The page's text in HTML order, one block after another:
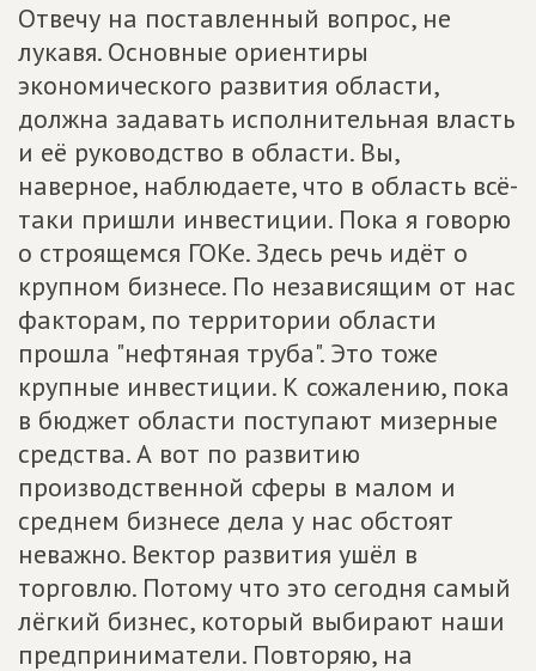
Отвечу на поставленный вопрос, не
лукавя. Основные ориентиры
экономического развития области,
должна задавать исполнительная власть
и её руководство в области. Вы,
наверное, наблюдаете, что в область всё-
таки пришли инвестиции. Пока я говорю
о строящемся ГОКе. Здесь речь идёт о
крупном бизнесе. По независящим от нас
факторам, по территории области
прошла "нефтяная труба". Это тоже
крупные инвестиции. К сожалению, пока
в бюджет области поступают мизерные
средства. А вот по развитию
производственной сферы в малом и
среднем бизнесе дела у нас обстоят
неважно. Вектор развития ушёл в
торговлю. Потому что это сегодня самый
лёгкий бизнес, который выбирают наши
предприниматели. Повторяю, на